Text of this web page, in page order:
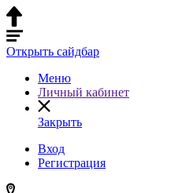
Открыть сайдбар
Меню
Личный кабинет
Закрыть
Вход
Регистрация